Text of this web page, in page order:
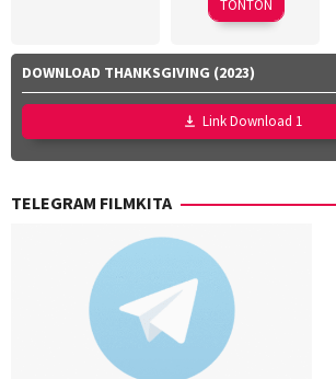
Smith,
Jess
Kasparian,
Martinez-
Weinberger,
Weiss
TONTON
DOWNLOAD THANKSGIVING (2023)
Link Download 1
TELEGRAM FILMKITA